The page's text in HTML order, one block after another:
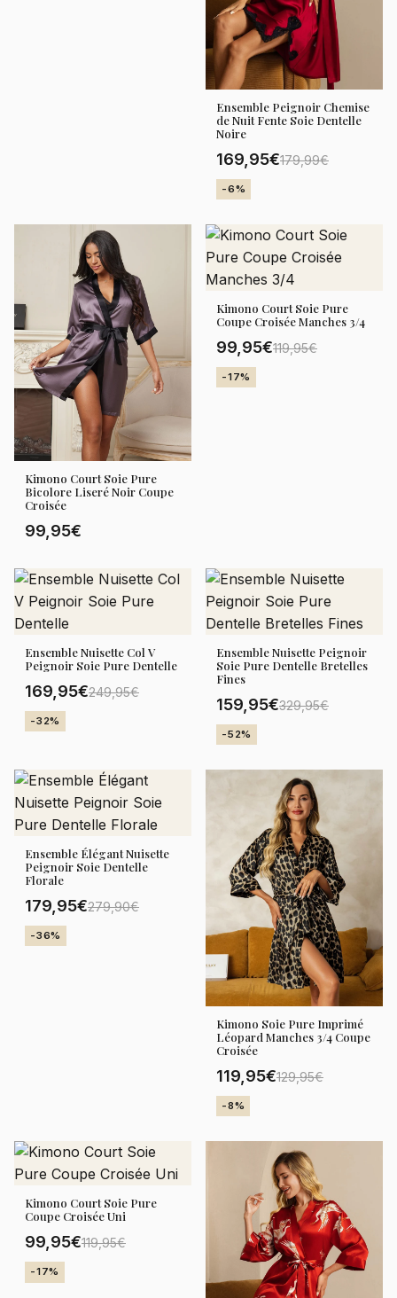
Ensemble Peignoir Chemise
de Nuit Fente Soie Dentelle
Noire
169,95€179,99€
-6%
Kimono Court Soie Pure
Bicolore Liseré Noir Coupe
Croisée
99,95€
Kimono Court Soie Pure
Coupe Croisée Manches 3/4
99,95€119,95€
-17%
Ensemble Nuisette Col V
Peignoir Soie Pure Dentelle
169,95€249,95€
-32%
Ensemble Nuisette Peignoir
Soie Pure Dentelle Bretelles
Fines
159,95€329,95€
-52%
Ensemble Élégant Nuisette
Peignoir Soie Dentelle
Florale
179,95€279,90€
-36%
Kimono Soie Pure Imprimé
Léopard Manches 3/4 Coupe
Croisée
119,95€129,95€
-8%
Kimono Court Soie Pure
Coupe Croisée Uni
99,95€119,95€
-17%